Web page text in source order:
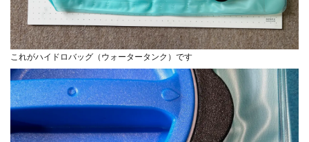
これがハイドロバッグ（ウォータータンク）です